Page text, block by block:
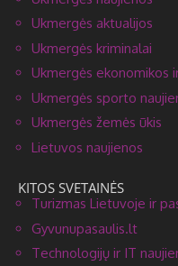
Ukmergės aktualijos
Ukmergės kriminalai
Ukmergės ekonomikos
Ukmergės sporto
Ukmergės žemės ūkis
Lietuvos naujienos
KITOS SVETAINĖS
Turizmas Lietuvoje ir
Gyvunupasaulis.lt
Technologijų ir IT